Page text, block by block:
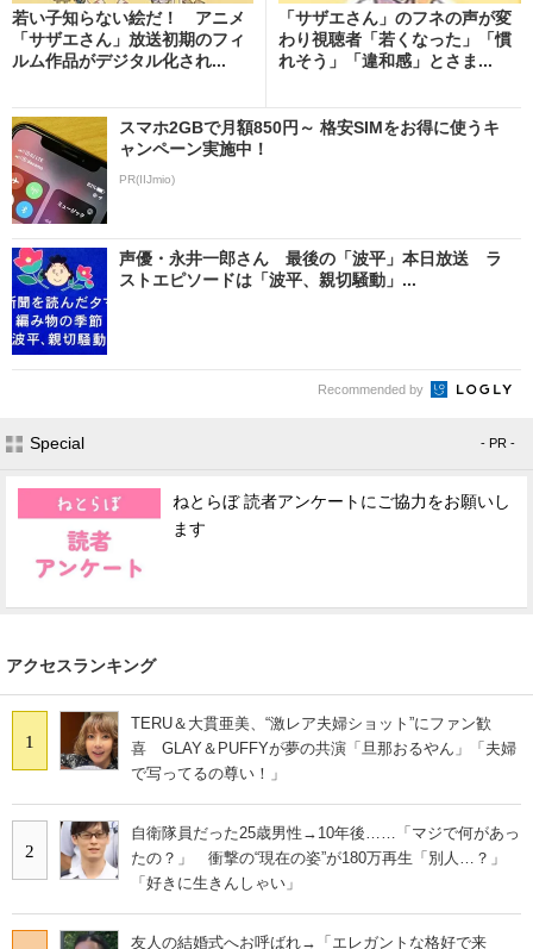
若い子知らない絵だ！ アニメ
「サザエさん」放送初期のフィ
ルム作品がデジタル化され...
「サザエさん」のフネの声が変
わり視聴者「若くなった」「慣
れそう」「違和感」とさま...
スマホ2GBで月額850円～ 格安SIMをお得に使うキ
ャンペーン実施中！
PR(IIJmio)
声優・永井一郎さん 最後の「波平」本日放送 ラ
ストエピソードは「波平、親切騒動」...
Recommended by
Special - PR -
ねとらぼ 読者アンケートにご協力をお願いし
ます
アクセスランキング
1
TERU＆大貫亜美、“激レア夫婦ショット”にファン歓
喜 GLAY＆PUFFYが夢の共演「旦那おるやん」「夫婦
で写ってるの尊い！」
2
自衛隊員だった25歳男性→10年後……「マジで何があっ
たの？」 衝撃の“現在の姿”が180万再生「別人…？」
「好きに生きんしゃい」
友人の結婚式へお呼ばれ→「エレガントな格好で来